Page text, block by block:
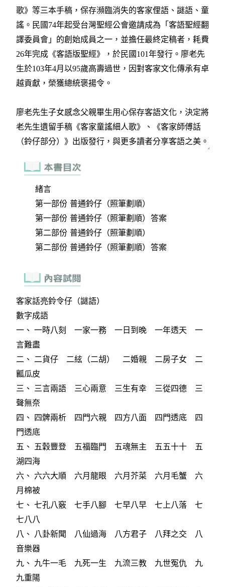
緒言
第一部份 普通鈴仔（照筆劃順）
第一部份 普通鈴仔（照筆劃順）答案
第二部份 普通鈴仔（照筆劃順）
第二部份 普通鈴仔（照筆劃順）答案